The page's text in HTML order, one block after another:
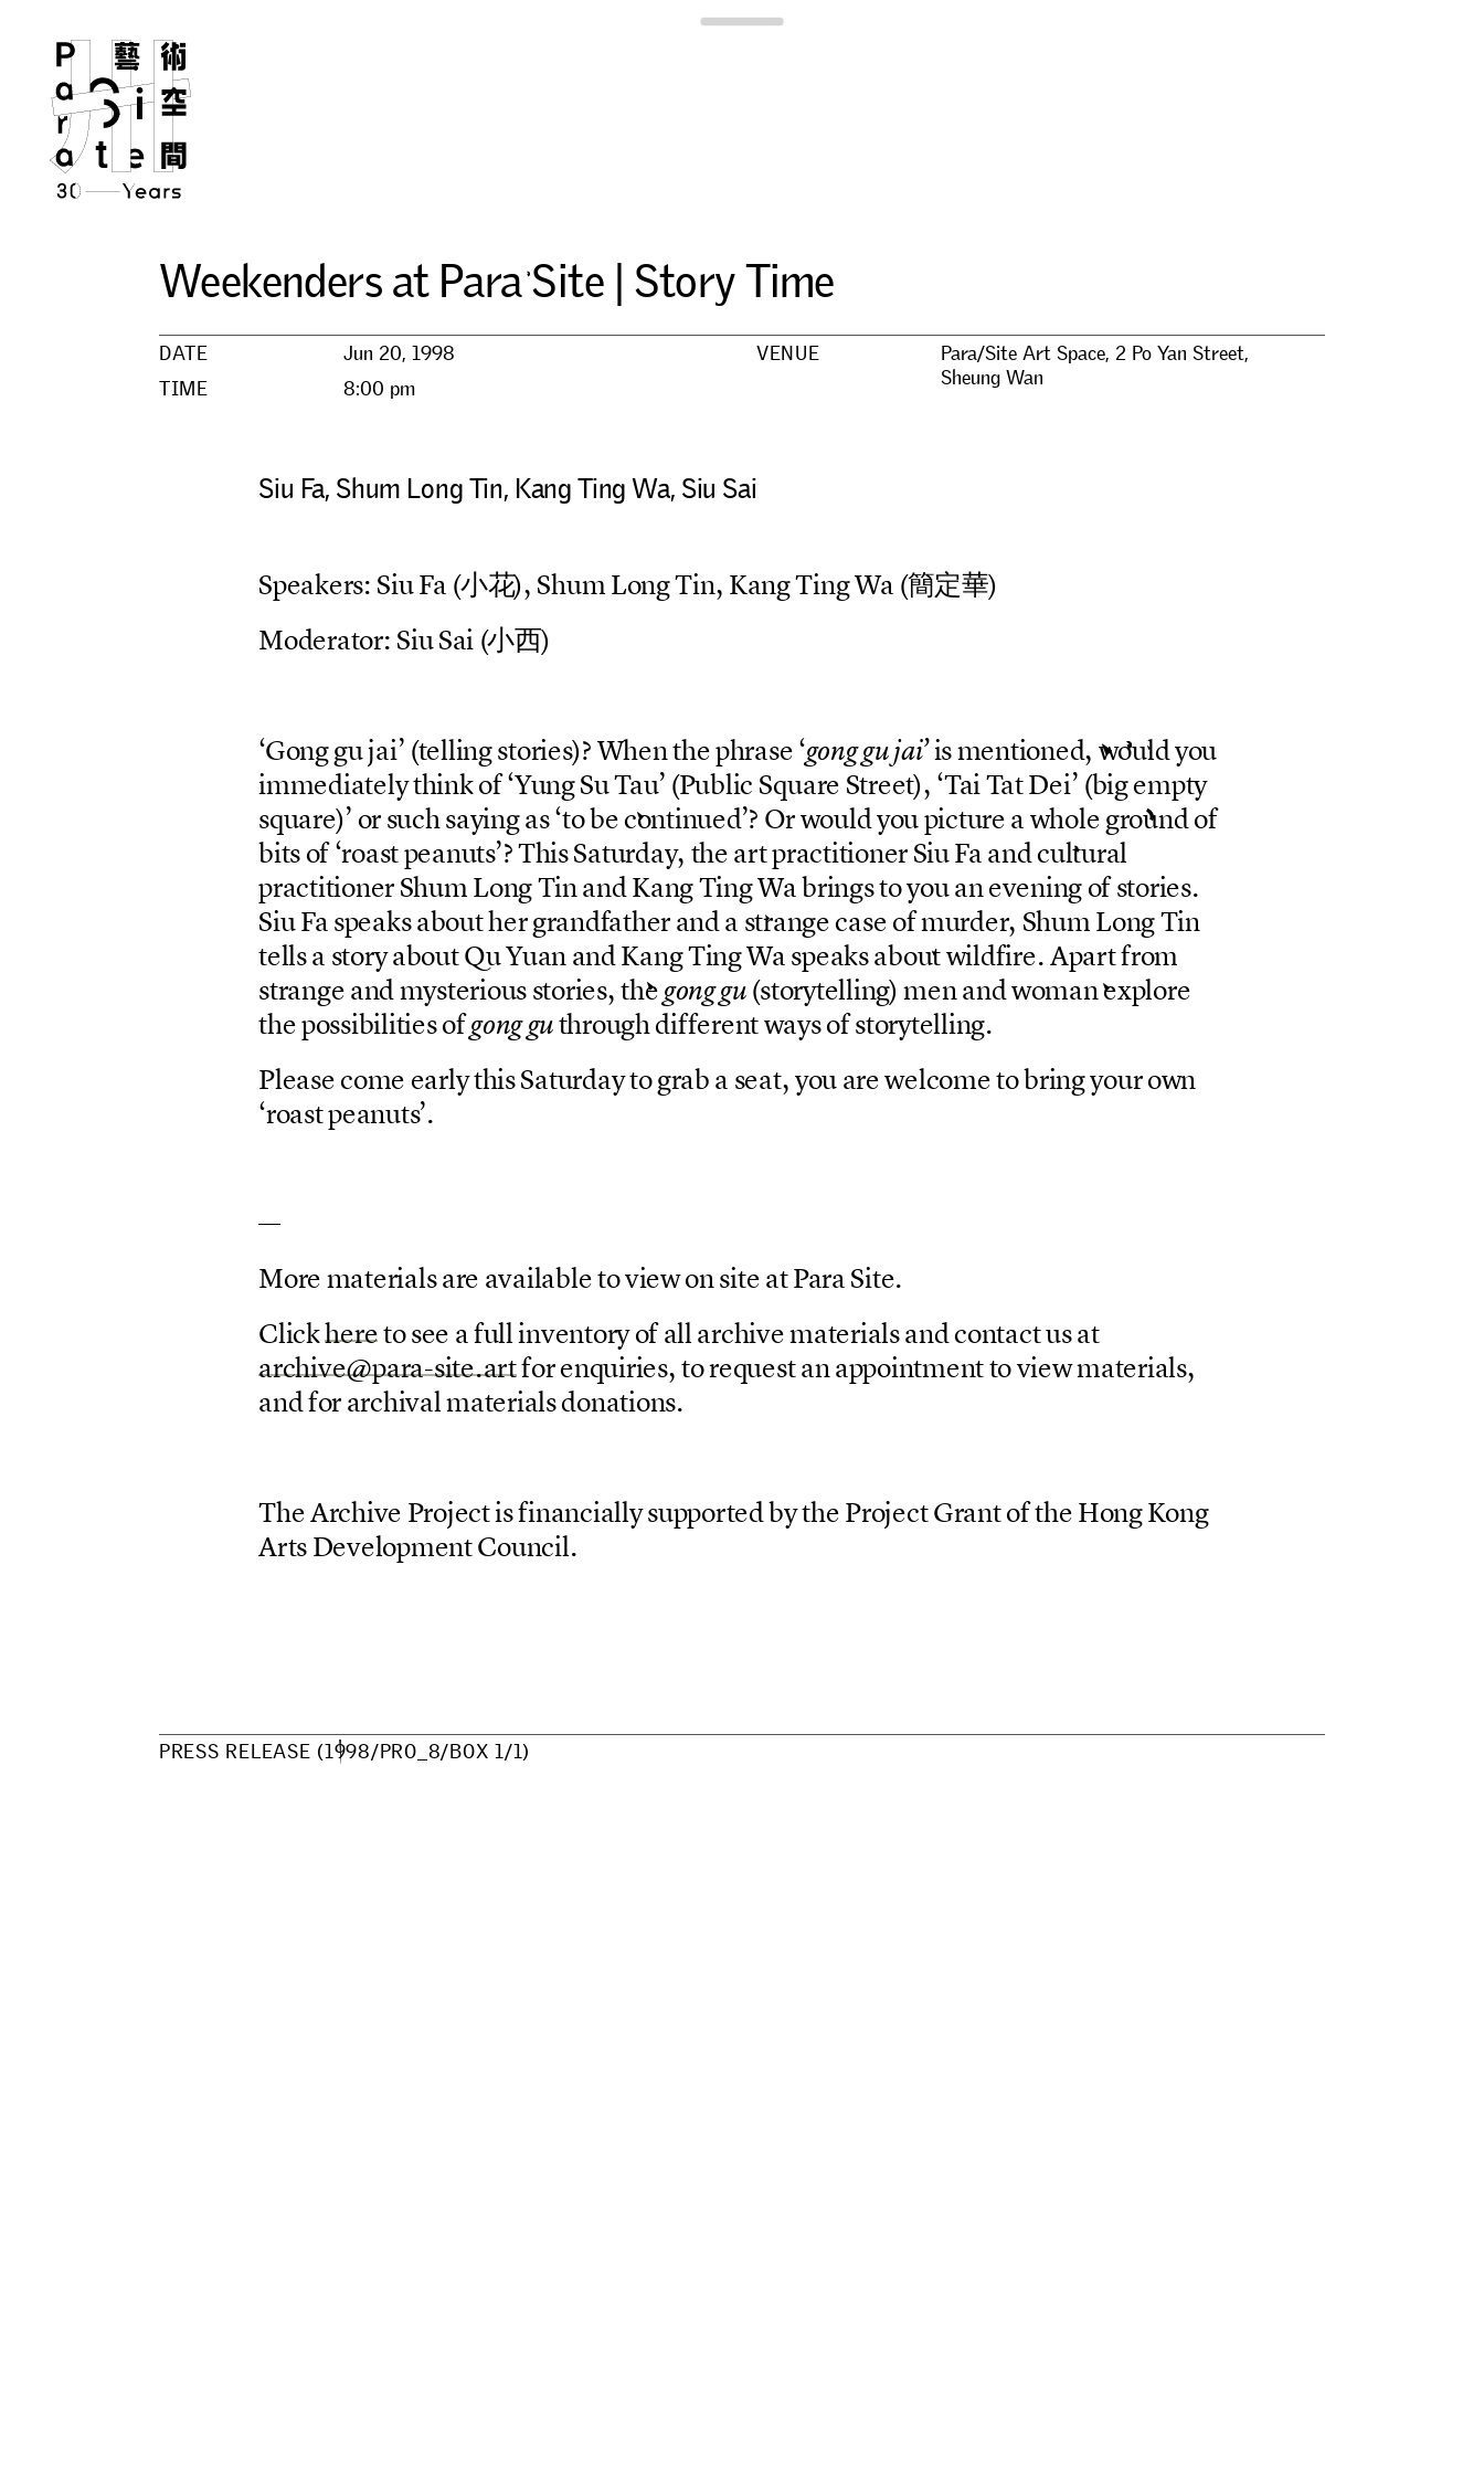
Weekenders at ParaSite | StoryTime
DATE
Jun 20, 1998
TIME
8:00 pm
VENUE
Para/Site Art Space, 2 Po Yan Street,
Sheung Wan
Siu Fa, Shum Long Tin, Kang Ting Wa, Siu Sai
Speakers: SiuFa (小花), ShumLongTin, KangTingWa (簡定華)
Moderator: SiuSai (小西)
‘Gonggujai’ (tellingstories)?Whenthephrase‘gonggujai’ismentioned, wouldyou
immediatelythinkof‘YungSuTau’ (Public Square Street), ‘TaiTatDei’ (bigempty
square)’ orsuchsayingas‘tobecontinued’? Orwouldyoupictureawholegroundof
bitsof‘roastpeanuts’?ThisSaturday, theartpractitionerSiuFaandcultural
practitionerShumLongTinandKangTingWabringstoyouaneveningofstories.
SiuFaspeaksabouthergrandfatheranda strangecaseofmurder, ShumLongTin
tellsa storyaboutQuYuanandKangTingWaspeaksaboutwildfire.Apartfrom
strangeandmysteriousstories,thegonggu(storytelling)menandwomanexplore
thepossibilitiesofgongguthroughdifferentwaysofstorytelling.
Pleasecome earlythisSaturdaytograba seat,youarewelcometobringyourown
‘roastpeanuts’.
—
Morematerialsare availabletoviewonsiteatParaSite.
Clickheretosee afullinventoryofallarchivematerialsandcontactusat
archive@para-site.artforenquiries,torequestanappointmenttoviewmaterials,
andforarchivalmaterialsdonations.
TheArchive ProjectisfinanciallysupportedbytheProjectGrantoftheHongKong
ArtsDevelopmentCouncil.
PRESS RELEASE (1998/PRO 8/BOX 1/1)